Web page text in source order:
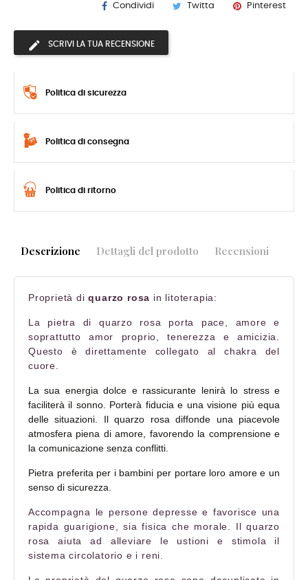
Condividi Twitta Pinterest
SCRIVI LA TUA RECENSIONE
Politica di sicurezza
Politica di consegna
Politica di ritorno
Descrizione Dettagli del prodotto Recensioni
Proprietà di quarzo rosa in litoterapia:
La pietra di quarzo rosa porta pace, amore e
soprattutto amor proprio, tenerezza e amicizia.
Questo è direttamente collegato al chakra del
cuore.
La sua energia dolce e rassicurante lenirà lo stress e
faciliterà il sonno. Porterà fiducia e una visione più equa
delle situazioni. Il quarzo rosa diffonde una piacevole
atmosfera piena di amore, favorendo la comprensione e
la comunicazione senza conflitti.
Pietra preferita per i bambini per portare loro amore e un
senso di sicurezza.
Accompagna le persone depresse e favorisce una
rapida guarigione, sia fisica che morale. Il quarzo
rosa aiuta ad alleviare le ustioni e stimola il
sistema circolatorio e i reni.